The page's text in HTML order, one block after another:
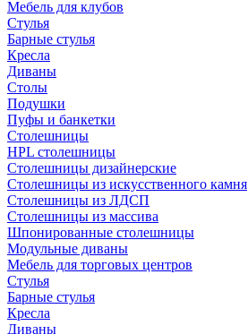
Мебель для клубов
Стулья
Барные стулья
Кресла
Диваны
Столы
Подушки
Пуфы и банкетки
Столешницы
HPL столешницы
Столешницы дизайнерские
Столешницы из искусственного камня
Столешницы из ЛДСП
Столешницы из массива
Шпонированные столешницы
Модульные диваны
Мебель для торговых центров
Стулья
Барные стулья
Кресла
Диваны